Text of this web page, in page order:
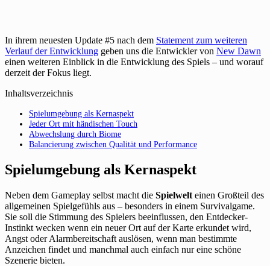
In ihrem neuesten Update #5 nach dem Statement zum weiteren
Verlauf der Entwicklung geben uns die Entwickler von New Dawn
einen weiteren Einblick in die Entwicklung des Spiels – und worauf
derzeit der Fokus liegt.
Inhaltsverzeichnis
Spielumgebung als Kernaspekt
Jeder Ort mit händischen Touch
Abwechslung durch Biome
Balancierung zwischen Qualität und Performance
Spielumgebung als Kernaspekt
Neben dem Gameplay selbst macht die Spielwelt einen Großteil des
allgemeinen Spielgefühls aus – besonders in einem Survivalgame.
Sie soll die Stimmung des Spielers beeinflussen, den Entdecker-
Instinkt wecken wenn ein neuer Ort auf der Karte erkundet wird,
Angst oder Alarmbereitschaft auslösen, wenn man bestimmte
Anzeichen findet und manchmal auch einfach nur eine schöne
Szenerie bieten.